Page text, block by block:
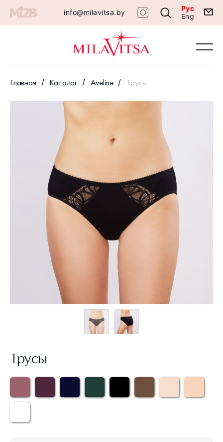
info@milavitsa.by
Рус
Eng
Главная Каталог Aveline Трусы
Трусы